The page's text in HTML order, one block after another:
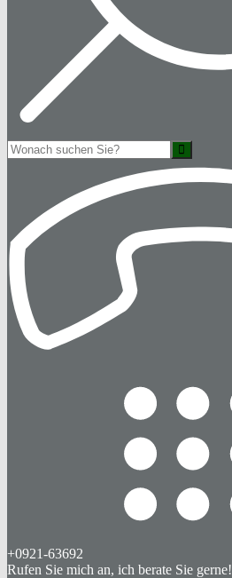
+0921-63692
Rufen Sie mich an, ich berate Sie gerne!